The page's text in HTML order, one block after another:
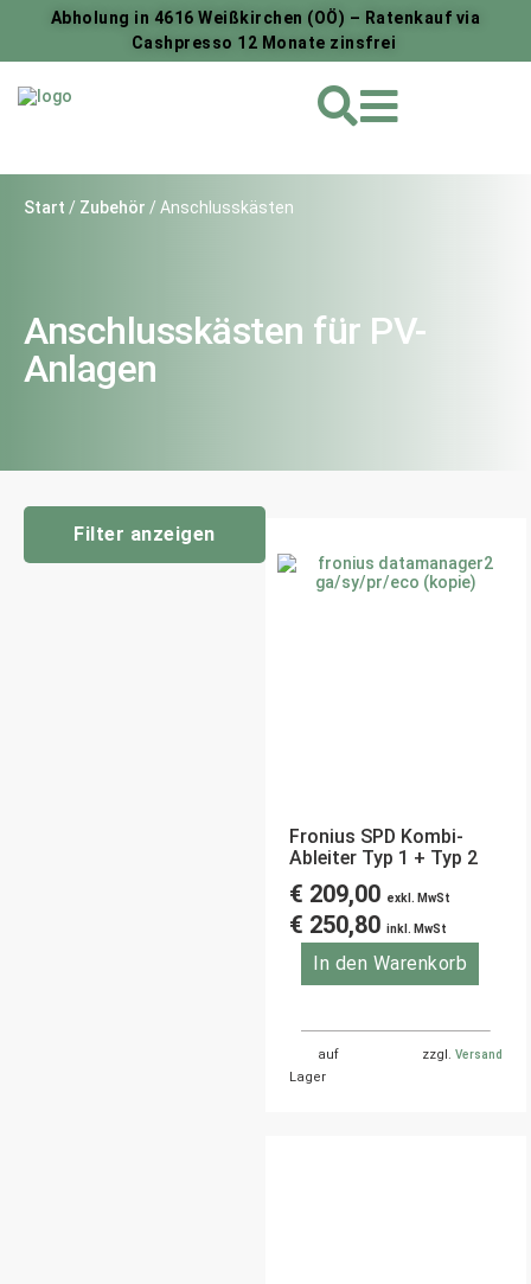
Abholung in 4616 Weißkirchen (OÖ) – Ratenkauf via
Cashpresso 12 Monate zinsfrei
Start / Zubehör / Anschlusskästen
Anschlusskästen für PV-
Anlagen
Filter anzeigen
Fronius SPD Kombi-
Ableiter Typ 1 + Typ 2
€ 209,00 exkl. MwSt
€ 250,80 inkl. MwSt
In den Warenkorb
auf
Lager
zzgl. Versand